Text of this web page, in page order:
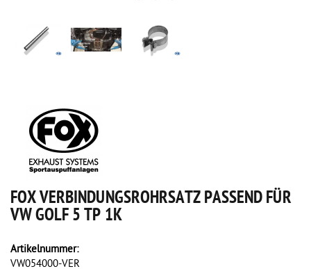
FOX VERBINDUNGSROHRSATZ PASSEND FÜR
VW GOLF 5 TP 1K
Artikelnummer:
VW054000-VER